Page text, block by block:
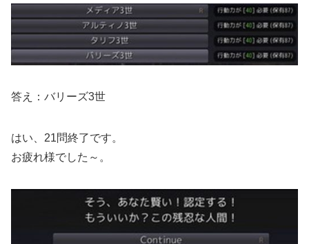
答え：バリーズ3世
はい、21問終了です。
お疲れ様でした～。